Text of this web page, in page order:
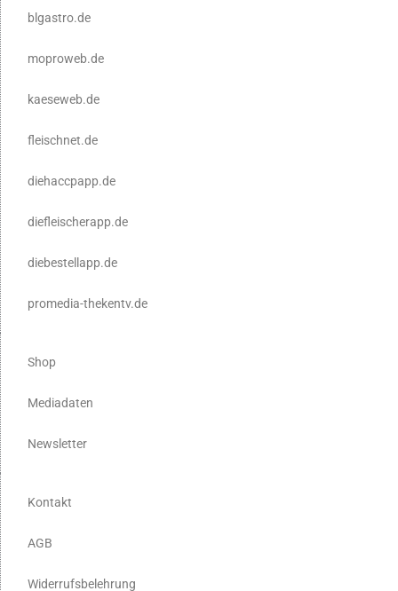
blgastro.de
moproweb.de
kaeseweb.de
fleischnet.de
diehaccpapp.de
diefleischerapp.de
diebestellapp.de
promedia-thekentv.de
Shop
Mediadaten
Newsletter
Kontakt
AGB
Widerrufsbelehrung